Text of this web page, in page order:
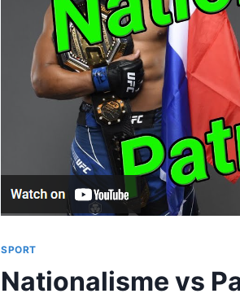
SPORT
Nationalisme vs